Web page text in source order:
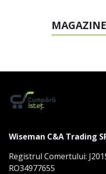
Wiseman C&A Trading
Registrul Comertului:
RO34977655